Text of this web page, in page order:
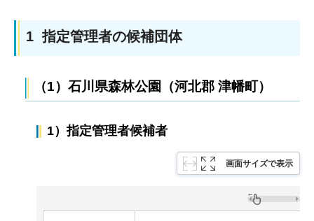
1 指定管理者の候補団体
（1）石川県森林公園（河北郡 津幡町）
1）指定管理者候補者
画面サイズで表示